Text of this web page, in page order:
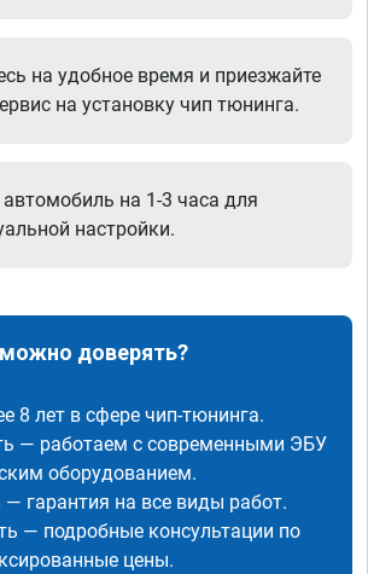
на удобное время и приезжайте
на установку чип тюнинга.
автомобиль на 1-3 часа для
настройки.
доверять?
8 лет в сфере чип-тюнинга.
— работаем с современными ЭБУ
оборудованием.
гарантия на все виды работ.
— подробные консультации по
цены.